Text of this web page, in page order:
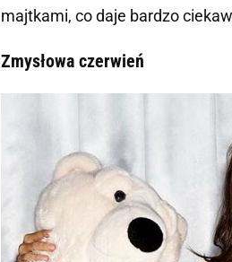
majtkami, co daje bardzo
Zmysłowa czerwień